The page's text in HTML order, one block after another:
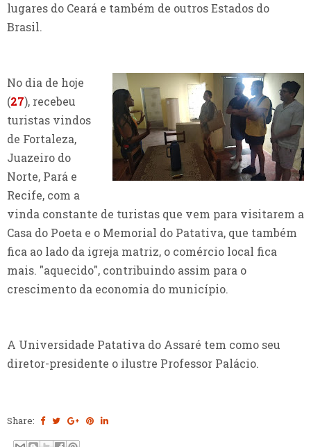
lugares do Ceará e também de outros Estados do
Brasil.
No dia de hoje
(27), recebeu
turistas vindos
de Fortaleza,
Juazeiro do
Norte, Pará e
Recife, com a
vinda constante de turistas que vem para visitarem a
Casa do Poeta e o Memorial do Patativa, que também
fica ao lado da igreja matriz, o comércio local fica
mais. "aquecido", contribuindo assim para o
crescimento da economia do município.
A Universidade Patativa do Assaré tem como seu
diretor-presidente o ilustre Professor Palácio.
Share: